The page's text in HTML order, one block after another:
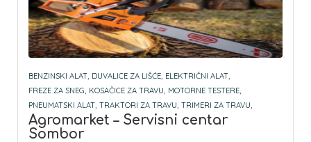
BENZINSKI ALAT, DUVALICE ZA LIŠĆE, ELEKTRIČNI ALAT,
FREZE ZA SNEG, KOSAČICE ZA TRAVU, MOTORNE TESTERE,
PNEUMATSKI ALAT, TRAKTORI ZA TRAVU, TRIMERI ZA TRAVU,
Agromarket – Servisni centar
Sombor